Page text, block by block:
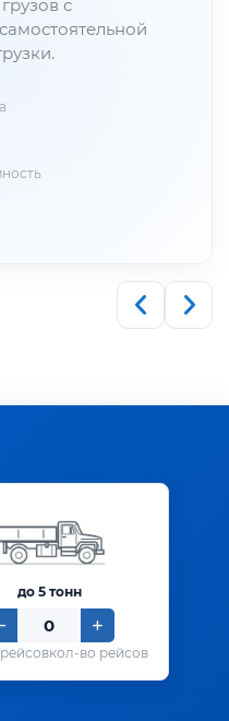
с
до 5 тонн
кол-во рейсов